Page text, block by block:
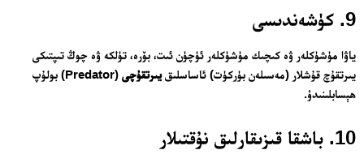
9. كۈشەندىسى
ياۋا مۈشۈكلەر ۋە كىچىك مۈشۈكلەر ئۈچۈن ئىت، بۆرە، تۈلكە ۋە چوڭ تىپتىكى
يىرتقۇچ قۇشلار (مەسىلەن بۈركۈت) ئاساسلىقيىرتقۇچى
(Predator) بولۇپ
ھېسابلىنىدۇ.
10. باشقا قىزىقارلىق نۇقتىلار